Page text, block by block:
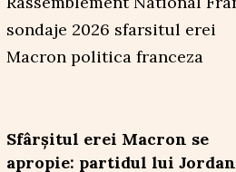
Sfârșitul erei Macron se
apropie: partidul lui Jordan